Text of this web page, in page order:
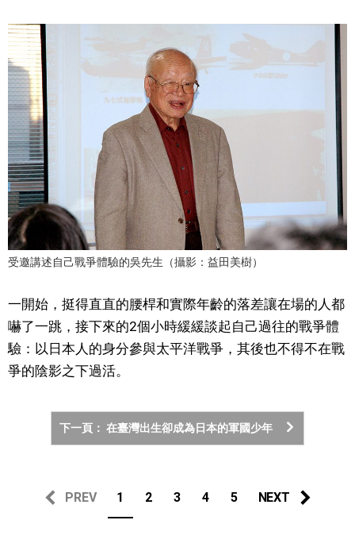
科學技術
生活
運動
娛樂
教育
工作勞動
家庭
醫療健康
受邀講述自己戰爭體驗的吳先生（攝影：益田美樹）
一開始，挺得直直的腰桿和實際年齡的落差讓在場的人都
嚇了一跳，接下來的2個小時緩緩談起自己過往的戰爭體
驗：以日本人的身分參與太平洋戰爭，其後也不得不在戰
爭的陰影之下過活。
下一頁： 在臺灣出生卻成為日本的軍國少年
PREV 1 2 3 4 5 NEXT